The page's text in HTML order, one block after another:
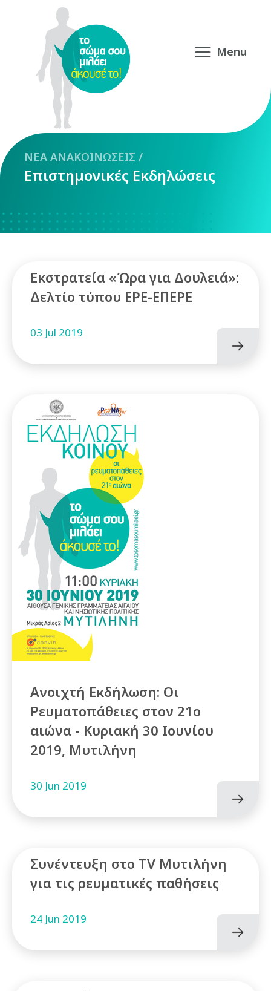
NEA ΑΝΑΚΟΙΝΩΣΕΙΣ /
Επιστημονικές Εκδηλώσεις
Εκστρατεία «Ώρα για Δουλειά»:
Δελτίο τύπου ΕΡΕ-ΕΠΕΡΕ
03 Jul 2019
Ανοιχτή Εκδήλωση: Οι
Ρευματοπάθειες στον 21ο
αιώνα - Κυριακή 30 Ιουνίου
2019, Μυτιλήνη
30 Jun 2019
Συνέντευξη στο TV Μυτιλήνη
για τις ρευματικές παθήσεις
24 Jun 2019